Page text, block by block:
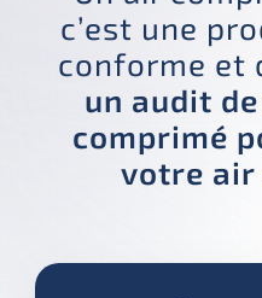
c’est une
conforme et
un audit
comprimé
votre air